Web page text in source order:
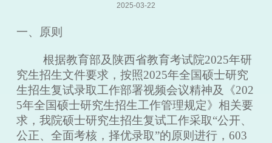
2025-03-22
一、原则
根据教育部及陕西省教育考试院2025年研
究生招生文件要求，按照2025年全国硕士研究
生招生复试录取工作部署视频会议精神及《202
5年全国硕士研究生招生工作管理规定》相关要
求，我院硕士研究生招生复试工作采取“公开、
公正、全面考核，择优录取”的原则进行，603